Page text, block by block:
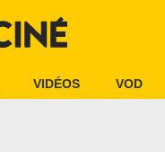
VIDÉOS VOD